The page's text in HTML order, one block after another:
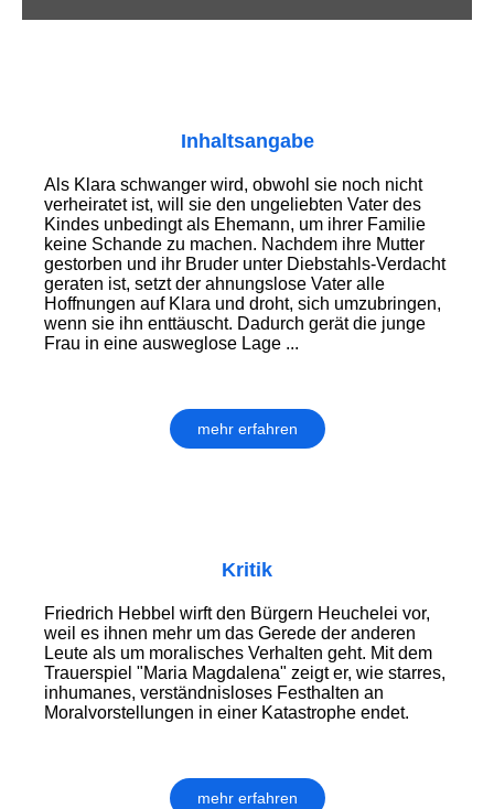
Inhaltsangabe
Als Klara schwanger wird, obwohl sie noch nicht
verheiratet ist, will sie den ungeliebten Vater des
Kindes unbedingt als Ehemann, um ihrer Familie
keine Schande zu machen. Nachdem ihre Mutter
gestorben und ihr Bruder unter Diebstahls-Verdacht
geraten ist, setzt der ahnungslose Vater alle
Hoffnungen auf Klara und droht, sich umzubringen,
wenn sie ihn enttäuscht. Dadurch gerät die junge
Frau in eine ausweglose Lage ...
mehr erfahren
Kritik
Friedrich Hebbel wirft den Bürgern Heuchelei vor,
weil es ihnen mehr um das Gerede der anderen
Leute als um moralisches Verhalten geht. Mit dem
Trauerspiel "Maria Magdalena" zeigt er, wie starres,
inhumanes, verständnisloses Festhalten an
Moralvorstellungen in einer Katastrophe endet.
mehr erfahren